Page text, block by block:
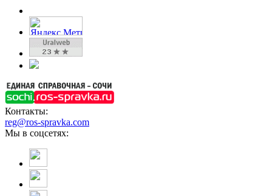
Контакты:
reg@ros-spravka.com
Мы в соцсетях: